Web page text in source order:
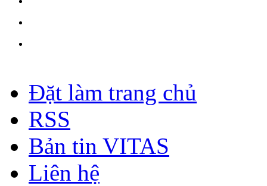
Đặt làm trang chủ
RSS
Bản tin VITAS
Liên hệ